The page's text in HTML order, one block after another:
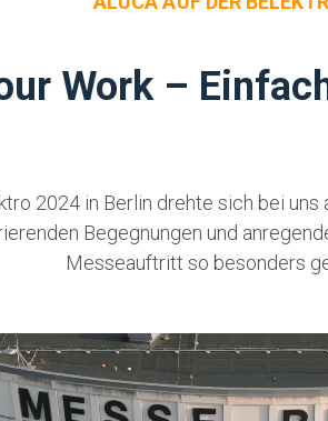
Work –
2024 in Berlin drehte sich bei
Begegnungen und
Messeauftritt so besonders